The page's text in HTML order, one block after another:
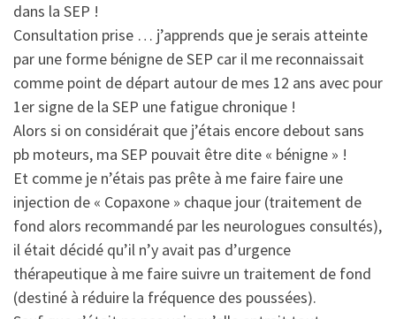
dans la SEP !
Consultation prise … j’apprends que je serais atteinte
par une forme bénigne de SEP car il me reconnaissait
comme point de départ autour de mes 12 ans avec pour
1er signe de la SEP une fatigue chronique !
Alors si on considérait que j’étais encore debout sans
pb moteurs, ma SEP pouvait être dite « bénigne » !
Et comme je n’étais pas prête à me faire faire une
injection de « Copaxone » chaque jour (traitement de
fond alors recommandé par les neurologues consultés),
il était décidé qu’il n’y avait pas d’urgence
thérapeutique à me faire suivre un traitement de fond
(destiné à réduire la fréquence des poussées).